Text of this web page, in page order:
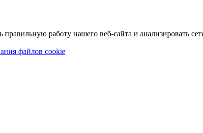
работу нашего веб-сайта и анализировать
файлов cookie